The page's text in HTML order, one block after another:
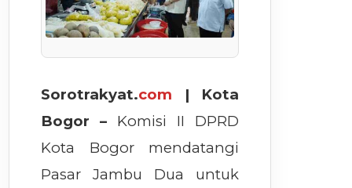
Sorotrakyat.com | Kota
Bogor – Komisi II DPRD
Kota Bogor mendatangi
Pasar Jambu Dua untuk